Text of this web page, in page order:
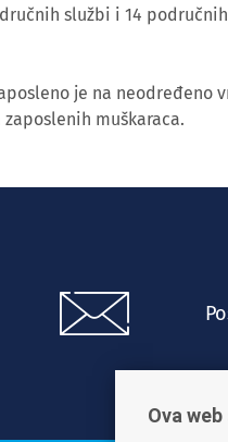
službi i 14
je na neodređeno
zaposlenih muškaraca.
Ova